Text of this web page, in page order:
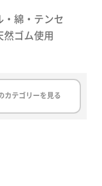
・綿・テンセ
然ゴム使用
カテゴリーを見る